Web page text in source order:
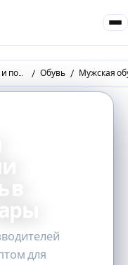
Бесплатная база производителей и поставщиков товаров оптом Обувь Мужская
для